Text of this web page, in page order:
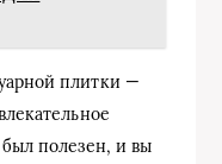
плитки —
полезен, и вы